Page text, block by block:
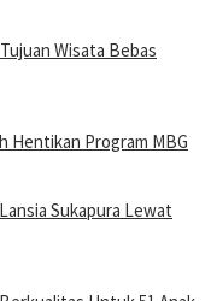
Wisata Bebas
Hentikan Program MBG
Sukapura Lewat